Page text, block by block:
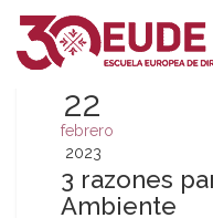
22
febrero
2023
3 razones
Ambiente